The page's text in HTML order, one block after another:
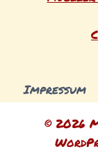
Impressum
© 2026